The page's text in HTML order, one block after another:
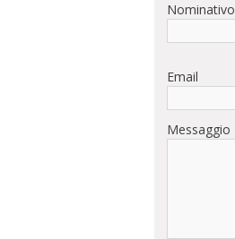
Nominativo
Email
Messaggio